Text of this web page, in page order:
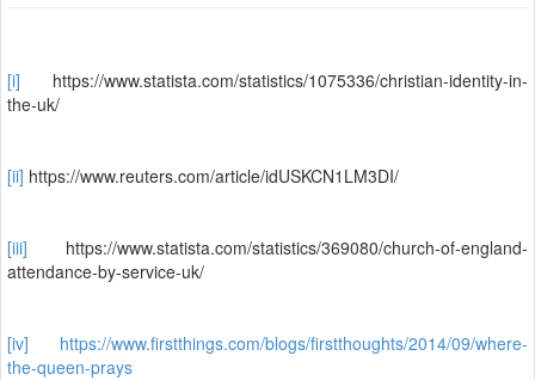
[i] https://www.statista.com/statistics/1075336/christian-identity-in-
the-uk/
[ii] https://www.reuters.com/article/idUSKCN1LM3DI/
[iii] https://www.statista.com/statistics/369080/church-of-england-
attendance-by-service-uk/
[iv]
https://www.firstthings.com/blogs/firstthoughts/2014/09/where-
the-queen-prays